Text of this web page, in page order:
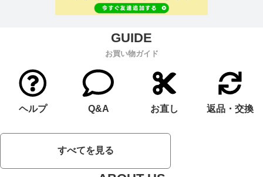
お買い物ガイド
ヘルプ Q&A お直し 返品・交換
すべてを見る